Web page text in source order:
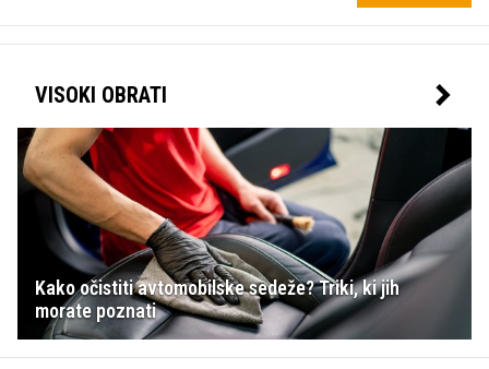
VISOKI OBRATI
Kako očistiti avtomobilske sedeže? Triki, ki jih
morate poznati